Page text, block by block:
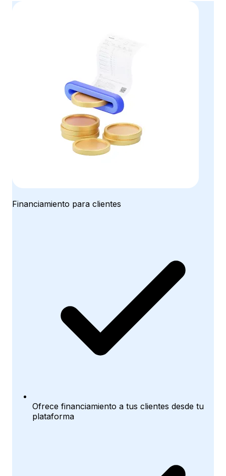
Financiamiento para clientes
Ofrece financiamiento a tus clientes desde tu
plataforma